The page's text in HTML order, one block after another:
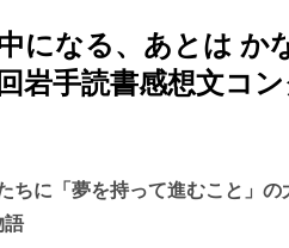
になる、あとは か
岩手読書感想文コン
ちに「夢を持って進むこと」の
語